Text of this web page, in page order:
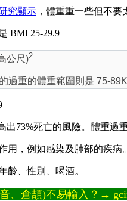
究顯示 ，體重重一些但不要
BMI 25-29.9
公尺)2
過重的體重範圍則是 75-
73%死亡的風險。體重過
用，例如感染及肺部的疾病
齡、性別、喝酒。
、倉頡)不易輸入？→